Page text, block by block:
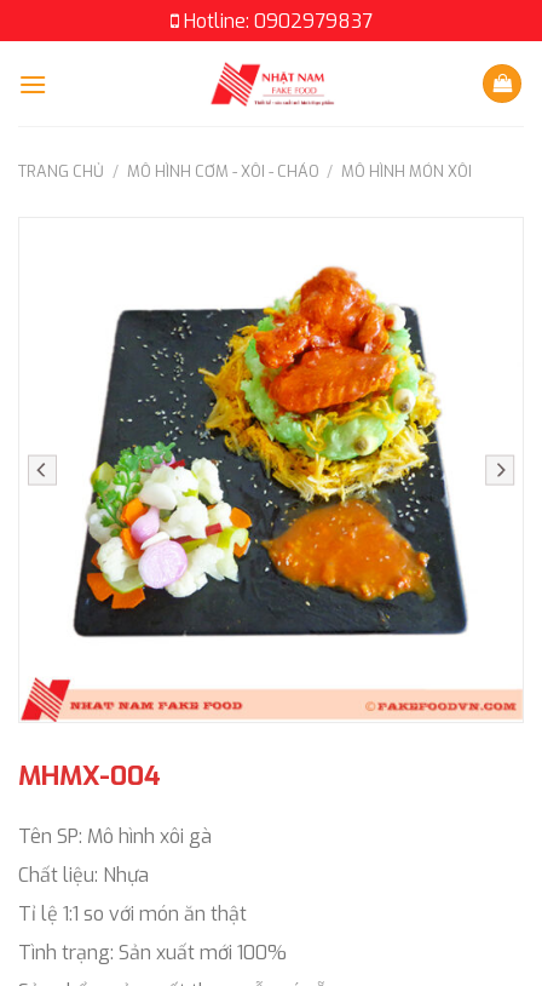
to
content
Hotline: 0902979837
TRANG CHỦ / MÔ HÌNH CƠM - XÔI - CHÁO / MÔ HÌNH MÓN XÔI
MHMX-004
Tên SP: Mô hình xôi gà
Chất liệu: Nhựa
Tỉ lệ 1:1 so với món ăn thật
Tình trạng: Sản xuất mới 100%